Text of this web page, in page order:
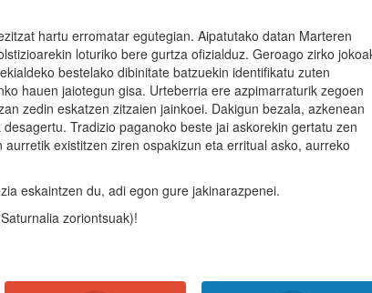
hartu erromatar egutegian. Aipatutako datan Marteren
loturiko bere gurtza ofizialduz. Geroago zirko
bestelako dibinitate batzuekin identifikatu zuten
hauen jaiotegun gisa. Urteberria ere azpimarraturik zegoen
zedin eskatzen zitzaien jainkoei. Dakigun bezala, azkenean
Tradizio paganoko beste jai askorekin gertatu zen
existitzen ziren ospakizun eta erritual asko, aurreko
eskaintzen du, adi egon gure jakinarazpenei.
zoriontsuak)!